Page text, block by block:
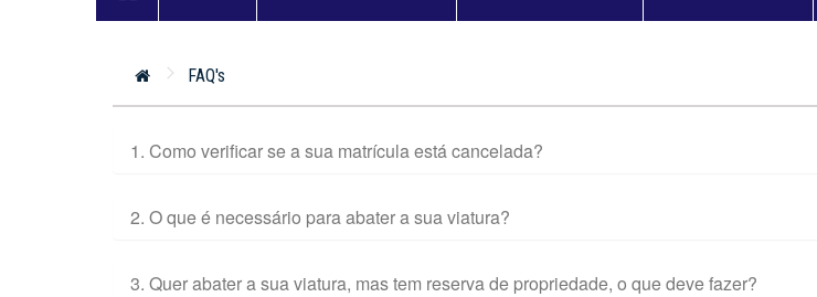
FAQ's
1. Como verificar se a sua matrícula está cancelada?
2. O que é necessário para abater a sua viatura?
3. Quer abater a sua viatura, mas tem reserva de propriedade, o que deve fazer?